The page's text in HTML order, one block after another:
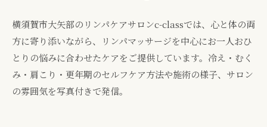
横須賀市大矢部のリンパケアサロンc-classでは、心と体の両
方に寄り添いながら、リンパマッサージを中心にお一人おひ
とりの悩みに合わせたケアをご提供しています。冷え・むく
み・肩こり・更年期のセルフケア方法や施術の様子、サロン
の雰囲気を写真付きで発信。